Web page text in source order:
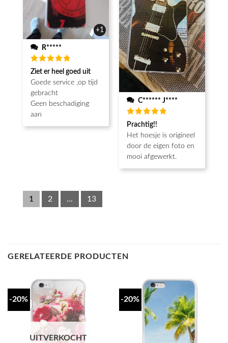
+1
R*****
Beoordeeld
5van de 5
Ziet er heel goed uit
Goede service ,op tijd
gebracht
Geen beschadiging
aan
C****** J****
Beoordeeld
5 van de 5
Prachtig!!
Het hoesje is origineel
door de eigen foto en
mooi afgewerkt.
1 2 ... 13
GERELATEERDE PRODUCTEN
-20%
UITVERKOCHT
-20%